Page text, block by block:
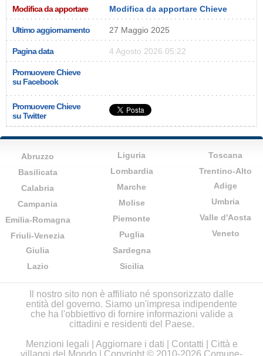
Modifica da apportare Modifica da apportare Chieve
Ultimo aggiornamento 27 Maggio 2025
Pagina data 4 Agosto 2026 05:22
Promuovere Chieve
su Facebook
Promuovere Chieve
su Twitter
Abruzzo
Basilicata
Calabria
Campania
Emilia-Romagna
Friuli-Venezia
Giulia
Lazio
Liguria
Lombardia
Marche
Molise
Piemonte
Puglia
Sardegna
Sicilia
Toscana
Trentino-Alto
Adige
Umbria
Valle d'Aosta
Veneto
Il nostro sito non è affiliato né sponsorizzato dalle
entità del governo. Siamo un'impresa indipendente
che ha l'obbiettivo di fornire informazioni valide a
cittadini e residenti del Paese.
Menzioni legali
Aggiornare i dati Contatti
Città e
villaggi del Mondo | Copyright © 2010-2026 Comune-